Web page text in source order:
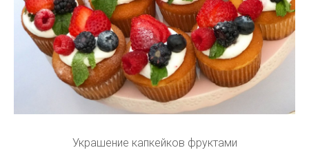
Украшение капкейков фруктами